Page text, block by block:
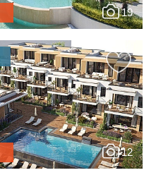
19
12